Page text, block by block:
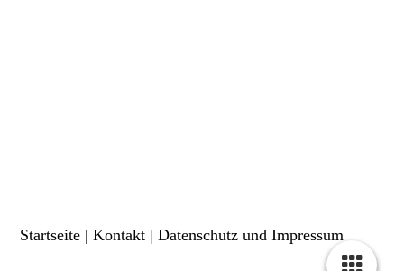
Startseite |Kontakt |Daten­schutz und Impressum